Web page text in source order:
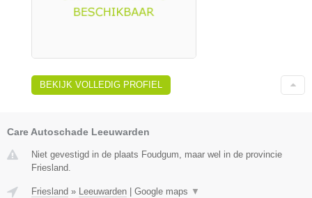
BEKIJK VOLLEDIG PROFIEL
Care Autoschade Leeuwarden
Niet gevestigd in de plaats Foudgum, maar wel in de provincie
Friesland.
Friesland » Leeuwarden Google maps ▼